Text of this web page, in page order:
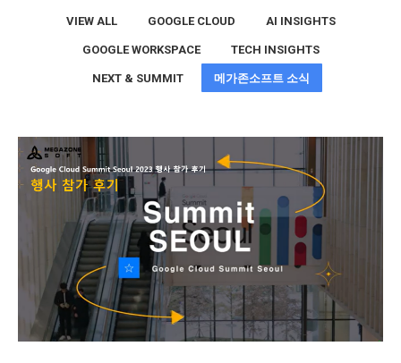
VIEW ALL GOOGLE CLOUD AI INSIGHTS
GOOGLE WORKSPACE TECH INSIGHTS
NEXT & SUMMIT 메가존소프트 소식